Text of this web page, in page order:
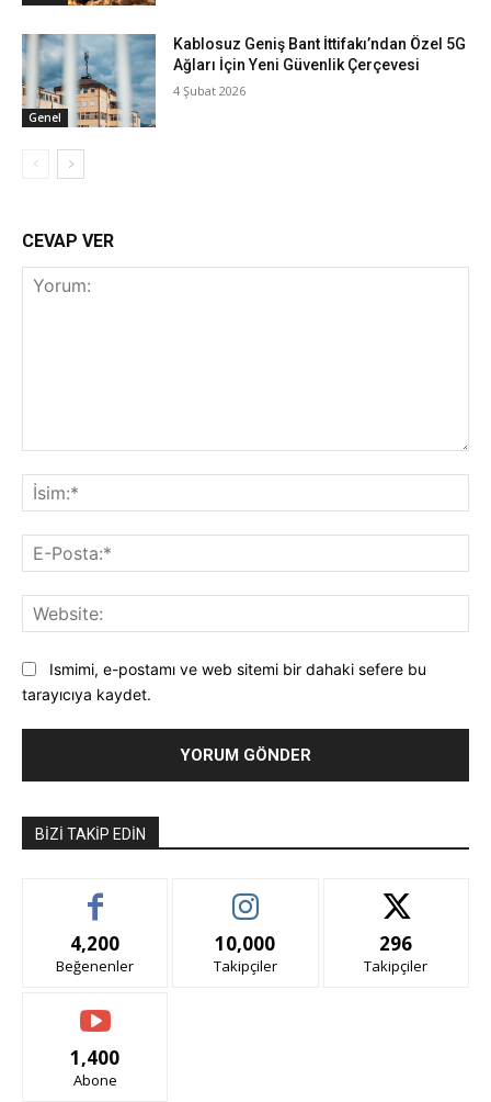
Genel
Kablosuz Geniş Bant İttifakı’ndan Özel 5G
Ağları İçin Yeni Güvenlik Çerçevesi
4 Şubat 2026
CEVAP VER
Ismimi, e-postamı ve web sitemi bir dahaki sefere bu
tarayıcıya kaydet.
BIZI TAKIP EDIN
4,200
Beğenenler
10,000
Takipçiler
296
Takipçiler
1,400
Abone